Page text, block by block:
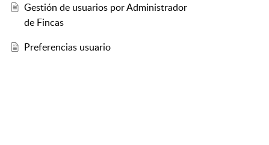
Gestión de usuarios por Administrador
de Fincas
Preferencias usuario